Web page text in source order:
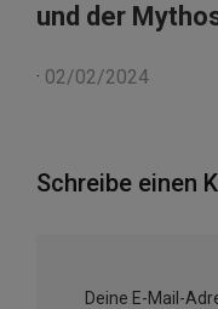
und der
· 02/02/2024
Schreibe einen
Deine E-Mail-